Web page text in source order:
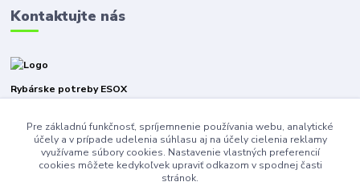
Kontaktujte nás
Rybárske potreby ESOX
+421940316471
esoxnz@gmail.com
Pre základnú funkčnosť, spríjemnenie používania webu, analytické
účely a v prípade udelenia súhlasu aj na účely cielenia reklamy
využívame súbory cookies. Nastavenie vlastných preferencií
cookies môžete kedykoľvek upraviť odkazom v spodnej časti
stránok.